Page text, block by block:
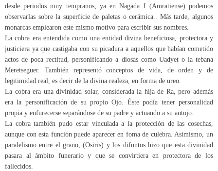
desde periodos muy tempranos; ya en Nagada I (Amratiense) podemos
observarlas sobre la superficie de paletas o cerámica.. Más tarde, algunos
monarcas emplearon este mismo motivo para escribir sus nombres.
La cobra era entendida como una entidad divina beneficiosa, protectora y
justiciera ya que castigaba con su picadura a aquellos que habían cometido
actos de poca rectitud, personificando a diosas como Uadyet o la tebana
Meretseguer. También representó conceptos de vida, de orden y de
legitimidad real, es decir de la divina realeza, en forma de ureo.
La cobra era una divinidad solar, considerada la hija de Ra, pero además
era la personificación de su propio Ojo. Éste podía tener personalidad
propia y enfurecerse separándose de su padre y actuando a su antojo.
La cobra también pudo estar vinculada a la protección de las cosechas,
aunque con esta función puede aparecer en foma de culebra. Asimismo, un
paralelismo entre el grano, (Osiris) y los difuntos hizo que esta divinidad
pasara al ámbito funerario y que se convirtiera en protectora de los
fallecidos.